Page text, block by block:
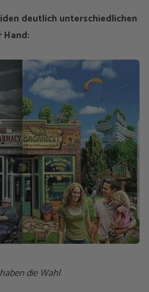
deutlich unterschiedlichen
die Wahl